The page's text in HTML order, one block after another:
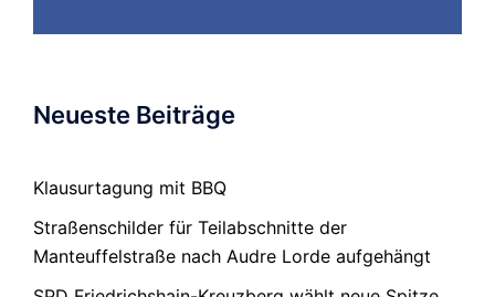
Neueste Beiträge
Klausurtagung mit BBQ
Straßenschilder für Teilabschnitte der
Manteuffelstraße nach Audre Lorde aufgehängt